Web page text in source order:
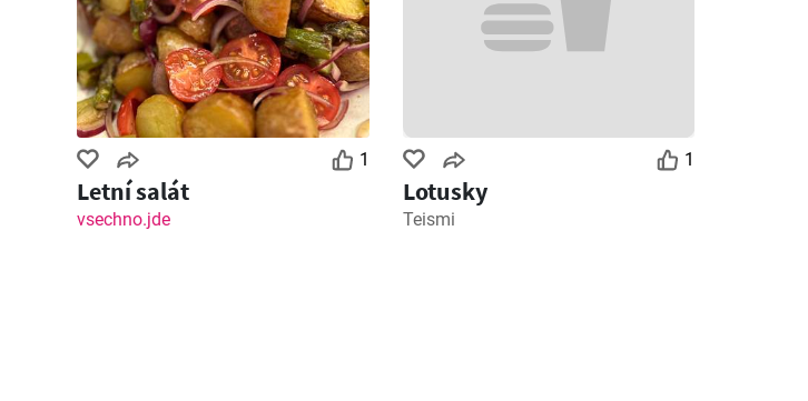
1
Letní salát
vsechno.jde
1
Lotusky
Teismi